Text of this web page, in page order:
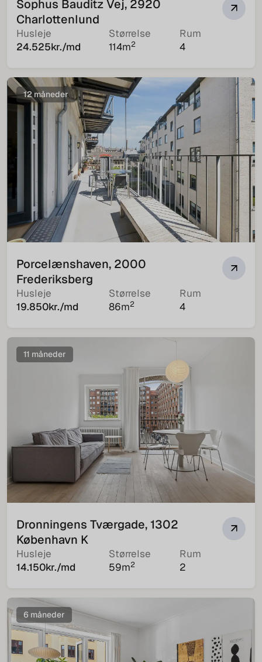
Sophus Bauditz Vej, 2920
Charlottenlund
Husleje
24.525kr./md
Størrelse
114m2
Rum
4
12 måneder
Porcelænshaven, 2000
Frederiksberg
Husleje
19.850kr./md
Størrelse
86m2
Rum
4
11 måneder
Dronningens Tværgade, 1302
København K
Husleje
14.150kr./md
Størrelse
59m2
Rum
2
6 måneder